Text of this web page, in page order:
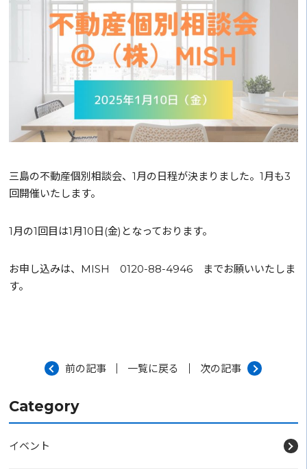
三島の不動産個別相談会、1月の日程が決まりました。1月も3
回開催いたします。
1月の1回目は1月10日(金)となっております。
お申し込みは、MISH 0120-88-4946 までお願いいたしま
す。
前の記事 一覧に戻る 次の記事
Category
イベント